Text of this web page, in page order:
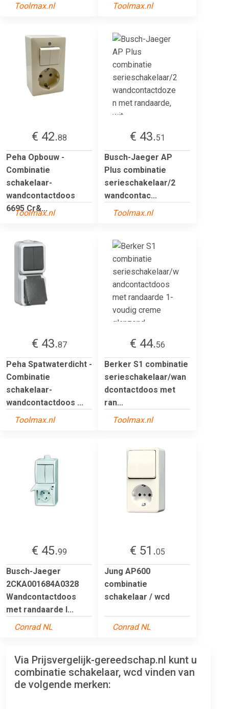
Toolmax.nl
Toolmax.nl
€ 42.88
Peha Opbouw -
Combinatie
schakelaar-
wandcontactdoos
6695 Cr&...
Toolmax.nl
€ 43.51
Busch-Jaeger AP
Plus combinatie
serieschakelaar/2
wandcontac...
Toolmax.nl
€ 43.87
Peha Spatwaterdicht -
Combinatie
schakelaar-
wandcontactdoos ...
Toolmax.nl
€ 44.56
Berker S1 combinatie
serieschakelaar/wan
dcontactdoos met
ran...
Toolmax.nl
€ 45.99
Busch-Jaeger
2CKA001684A0328
Wandcontactdoos
met randaarde I...
Conrad NL
€ 51.05
Jung AP600
combinatie
schakelaar / wcd
Conrad NL
Via Prijsvergelijk-gereedschap.nl kunt u
combinatie schakelaar, wcd vinden van
de volgende merken: